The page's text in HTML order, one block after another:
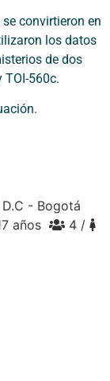
convirtieron en
los datos
de dos
TOI-560c.
- Bogotá
años
4 /